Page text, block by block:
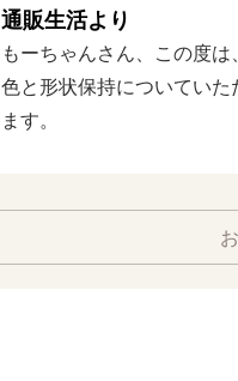
通販生活より
もーちゃんさん、この度
色と形状保持についていた
ます。